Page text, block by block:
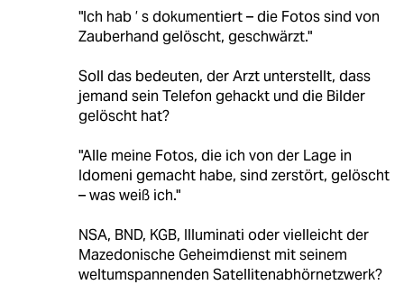
"Ich hab ’ s dokumentiert – die Fotos sind von
Zauberhand gelöscht, geschwärzt."
Soll das bedeuten, der Arzt unterstellt, dass
jemand sein Telefon gehackt und die Bilder
gelöscht hat?
"Alle meine Fotos, die ich von der Lage in
Idomeni gemacht habe, sind zerstört, gelöscht
– was weiß ich."
NSA, BND, KGB, Illuminati oder vielleicht der
Mazedonische Geheimdienst mit seinem
weltumspannenden Satellitenabhörnetzwerk?